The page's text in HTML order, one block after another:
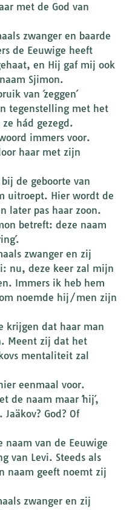
met de God van
zwanger en baarde
de Eeuwige heeft
en Hij gaf mij ook
Sjimon.
van ´zeggen´
tegenstelling met het
hád gezegd.
immers voor.
haar met zijn
de geboorte van
uitroept. Hier wordt de
later pas haar zoon.
betreft: deze naam
zwanger en zij
nu, deze keer zal mijn
Immers ik heb hem
noemde hij/men zijn
krijgen dat haar man
Meent zij dat het
mentaliteit zal
eenmaal voor.
de naam maar ´hij´,
God? Of
naam van de Eeuwige
van Levi. Steeds als
naam geeft noemt zij
zwanger en zij